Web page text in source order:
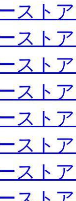
スト
スト
スト
スト
スト
スト
スト